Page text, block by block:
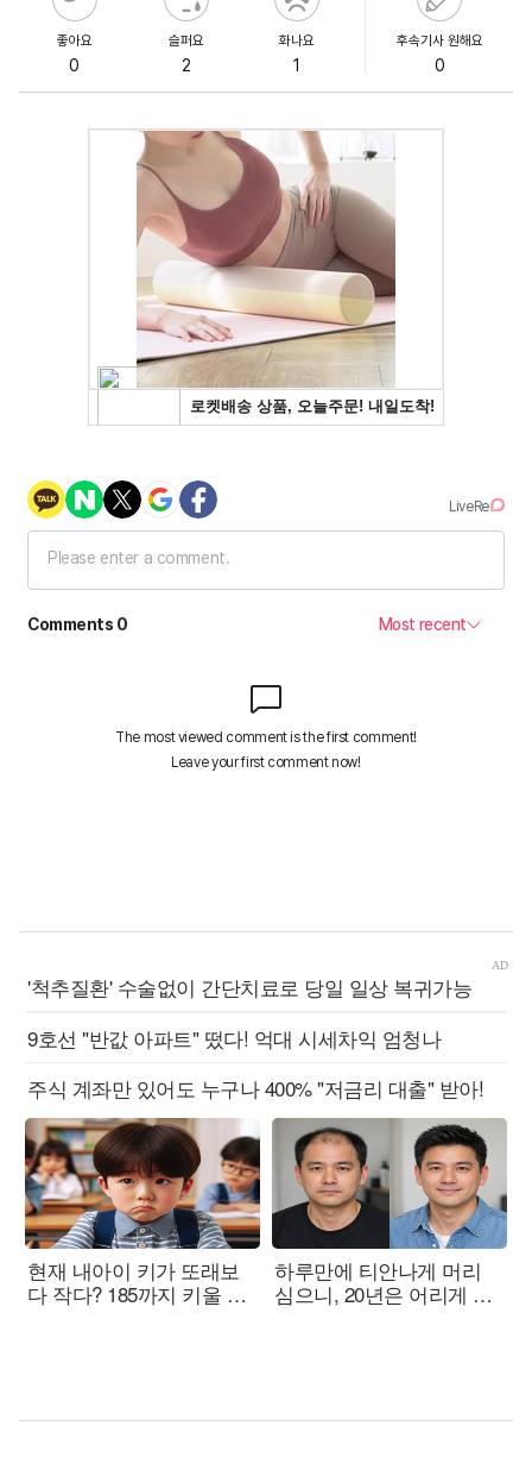
좋아요
0
슬퍼요
2
화나요
1
후속기사 원해요
0